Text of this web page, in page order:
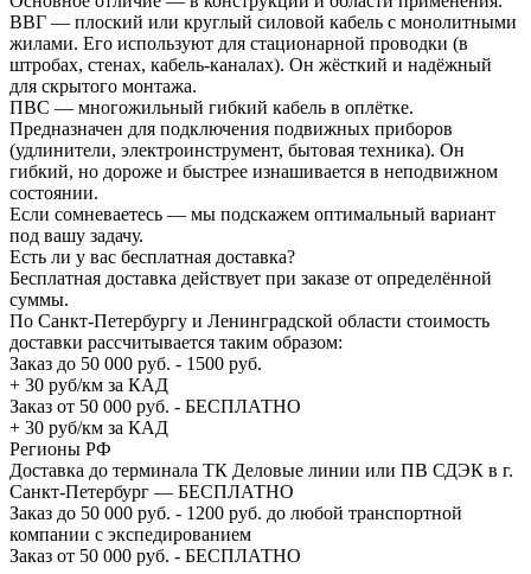
ВВГ — плоский или круглый силовой кабель с монолитными
жилами. Его используют для стационарной проводки (в
штробах, стенах, кабель-каналах). Он жёсткий и надёжный
для скрытого монтажа.
ПВС — многожильный гибкий кабель в оплётке.
Предназначен для подключения подвижных приборов
(удлинители, электроинструмент, бытовая техника). Он
гибкий, но дороже и быстрее изнашивается в неподвижном
состоянии.
Если сомневаетесь — мы подскажем оптимальный вариант
под вашу задачу.
Есть ли у вас бесплатная доставка?
Бесплатная доставка действует при заказе от определённой
суммы.
По Санкт-Петербургу и Ленинградской области стоимость
доставки рассчитывается таким образом:
Заказ до 50 000 руб. - 1500 руб.
+ 30 руб/км за КАД
Заказ от 50 000 руб. - БЕСПЛАТНО
+ 30 руб/км за КАД
Регионы РФ
Доставка до терминала ТК Деловые линии или ПВ СДЭК в г.
Санкт-Петербург — БЕСПЛАТНО
Заказ до 50 000 руб. - 1200 руб. до любой транспортной
компании с экспедированием
Заказ от 50 000 руб. - БЕСПЛАТНО